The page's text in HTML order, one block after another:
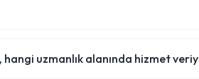
uzmanlık alanında hizmet